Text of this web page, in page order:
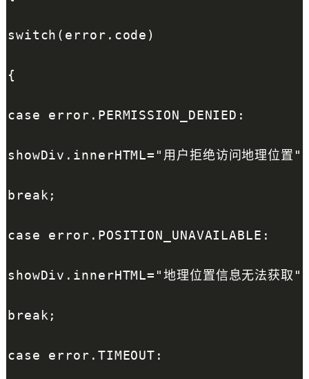
switch(error.code)
{
case error.PERMISSION_DENIED:
showDiv.innerHTML="用户拒绝访问地理位置"
break;
case error.POSITION_UNAVAILABLE:
showDiv.innerHTML="地理位置信息无法获取"
break;
case error.TIMEOUT: